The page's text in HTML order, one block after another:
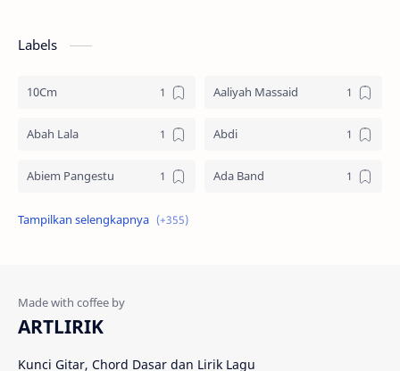
Labels
10Cm Aaliyah Massaid
Abah Lala Abdi
Abiem Pangestu Ada Band
Ade La Muhu
Afgan
ARTLIRIK
Kunci Gitar, Chord Dasar dan Lirik Lagu